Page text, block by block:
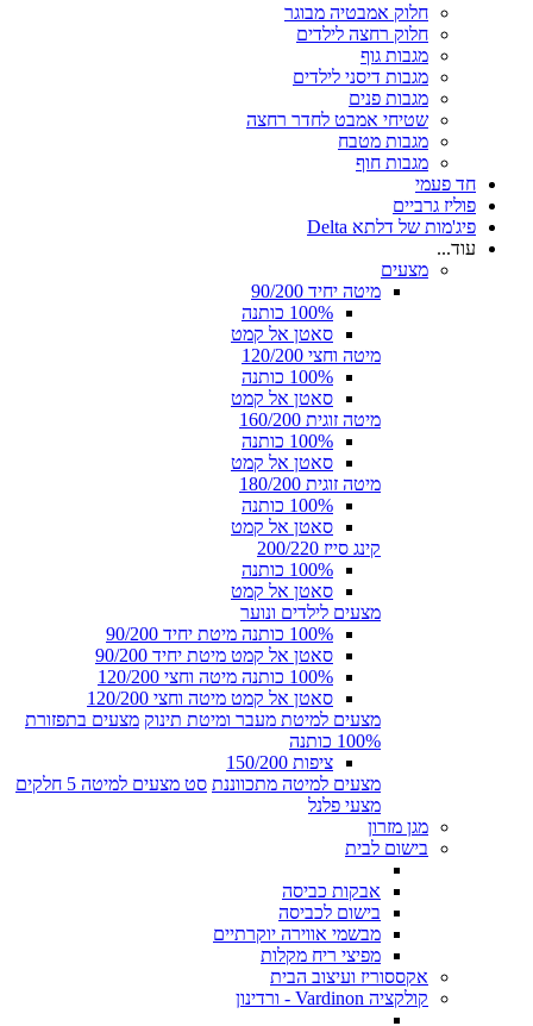
חלוק אמבטיה מבוגר
חלוק רחצה לילדים
מגבות גוף
מגבות דיסני לילדים
מגבות פנים
שטיחי אמבט לחדר רחצה
מגבות מטבח
מגבות חוף
חד פעמי
פוליז גרביים
פיג'מות של דלתא Delta
עוד...
מצעים
מיטה יחיד 90/200
100% כותנה
סאטן אל קמט
מיטה וחצי 120/200
100% כותנה
סאטן אל קמט
מיטה זוגית 160/200
100% כותנה
סאטן אל קמט
מיטה זוגית 180/200
100% כותנה
סאטן אל קמט
קינג סייז 200/220
100% כותנה
סאטן אל קמט
מצעים לילדים ונוער
100% כותנה מיטת יחיד 90/200
סאטן אל קמט מיטת יחיד 90/200
100% כותנה מיטה וחצי 120/200
סאטן אל קמט מיטה וחצי 120/200
מצעים למיטת מעבר ומיטת תינוק מצעים בתפזורת
100% כותנה
ציפות 150/200
מצעים למיטה מתכווננת סט מצעים למיטה 5 חלקים
מצעי פלנל
מגן מזרון
בישום לבית
אבקות כביסה
בישום לכביסה
מבשמי אווירה יוקרתיים
מפיצי ריח מקלות
אקססוריז ועיצוב הבית
קולקציה Vardinon - ורדינון